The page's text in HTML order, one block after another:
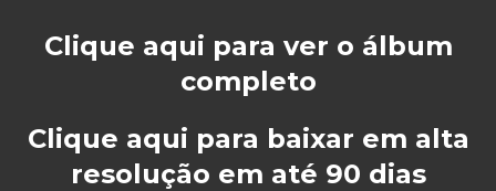
Clique aqui para ver o álbum
completo
Clique aqui para baixar em alta
resolução em até 90 dias